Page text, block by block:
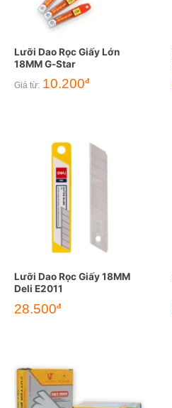
Lưỡi Dao Rọc Giấy Lớn
18MM G-Star
Giá từ: 10.200đ
Lưỡi Dao Rọc Giấy 18MM
Deli E2011
28.500đ